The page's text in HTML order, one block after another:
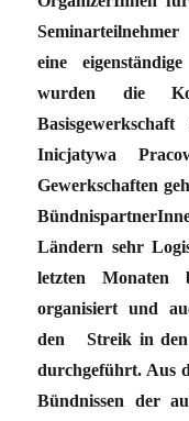
eine
wurden die
Inicjatywa
Gewerkschaften
Ländern sehr
letzten Monaten
organisiert und
den Streik in den
durchgeführt. Aus
Bündnissen der